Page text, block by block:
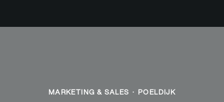
MARKETING & SALES · POELDIJK